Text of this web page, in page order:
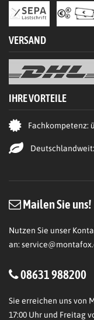
VERSAND
IHRE VORTEILE
Fachkompetenz:
Mailen Sie uns!
Nutzen Sie unser
an:
08631 988200
Sie erreichen uns von
17:00 Uhr und Freitag